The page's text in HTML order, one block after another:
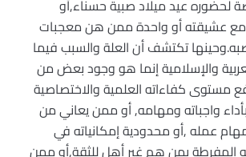
لحضوره عيد ميلاد صبية حسناء,أو
عشيقته أو واحدة ممن هن معجبات
تكتشف أن العلة والسبب فيما
والإسلامية إنما هو وجود بعض من
مستوى كفاءاته العلمية والاختصاصية
واجباته ومهامه, أو ممن يعاني من
عمله ,أو محدودية إمكانياته في
المفرطة بمن هم غير أهل للثقة,أو ممن